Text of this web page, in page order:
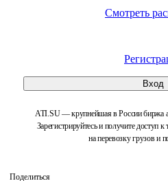
Смотреть
Вход
ATI.SU — крупнейшая в России биржа
Зарегистрируйтесь и получите доступ
на перевозку грузов и
Поделиться